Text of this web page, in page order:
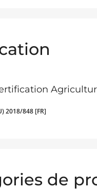
2018/848 [FR]
de